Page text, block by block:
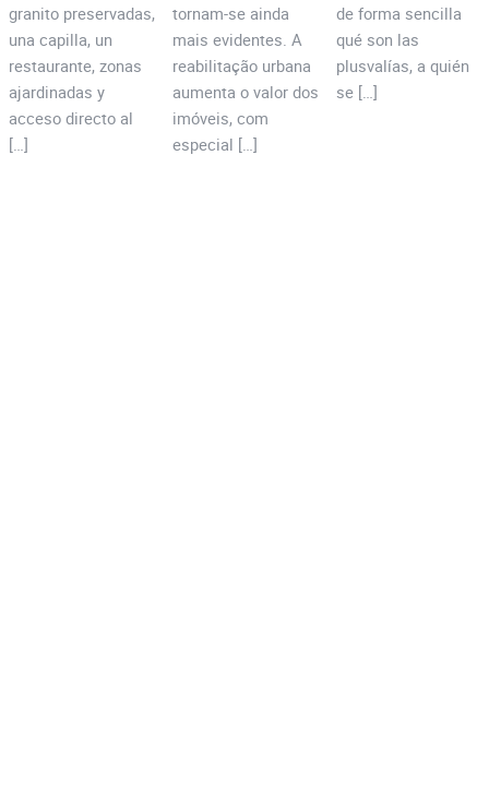
granito preservadas,
una capilla, un
restaurante, zonas
ajardinadas y
acceso directo al
[…]
tornam-se ainda
mais evidentes. A
reabilitação urbana
aumenta o valor dos
imóveis, com
especial […]
de forma sencilla
qué son las
plusvalías, a quién
se […]